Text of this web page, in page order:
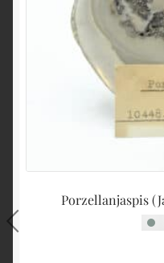
Porzellanjaspis